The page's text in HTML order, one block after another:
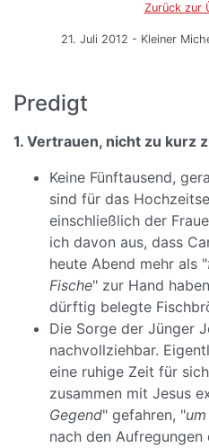
Zurück zur
21. Juli 2012 - Kleiner
Predigt
1. Vertrauen, nicht zu kurz
Keine Fünftausend,
sind für das
einschließlich der
ich davon aus, dass
heute Abend mehr als "
Fische" zur Hand
dürftig belegte
Die Sorge der Jünger
nachvollziehbar.
eine ruhige Zeit für
zusammen mit Jesus
Gegend" gefahren, "
nach den